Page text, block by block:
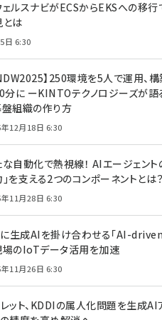
ルスナビがECSからEKSへの移行
は
日 6:30
】250環境を5人で運用、
分に ーKINTOテクノロジーズが語
盤組織の作り方
12月18日 6:30
自動化で熱視線！ AIエージェント
を支える2つのコンポーネントとは？
11月28日 6:30
生成AIを掛け合わせる「AI-
場のIoTデータ活用を加速
11月26日 6:30
ット、KDDIの属人化問題を生成AI